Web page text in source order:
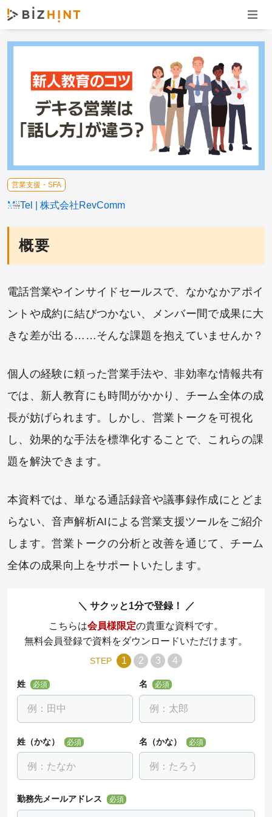
ナビ
概要
電話営業やインサイドセールスで、なかなかアポイ
ントや成約に結びつかない、メンバー間で成果に大
きな差が出る……そんな課題を抱えていませんか？
個人の経験に頼った営業手法や、非効率な情報共有
では、新人教育にも時間がかかり、チーム全体の成
長が妨げられます。しかし、営業トークを可視化
し、効果的な手法を標準化することで、これらの課
題を解決できます。
本資料では、単なる通話録音や議事録作成にとどま
らない、音声解析AIによる営業支援ツールをご紹介
します。営業トークの分析と改善を通じて、チーム
全体の成果向上をサポートいたします。
営業支援・SFA
MiiTel 株式会社RevComm
サクッと1分で登録！
こちらは会員様限定の貴重な資料です。
無料会員登録で資料をダウンロードいただけます。
STEP 1 2 3 4
姓 必須 名 必須
姓（かな） 必須 名（かな） 必須
勤務先メールアドレス 必須